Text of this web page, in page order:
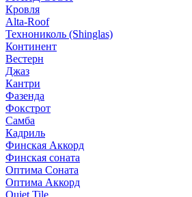
Кровля
Alta-Roof
Технониколь (Shinglas)
Континент
Вестерн
Джаз
Кантри
Фазенда
Фокстрот
Самба
Кадриль
Финская Аккорд
Финская соната
Оптима Соната
Оптима Аккорд
Quiet Tile